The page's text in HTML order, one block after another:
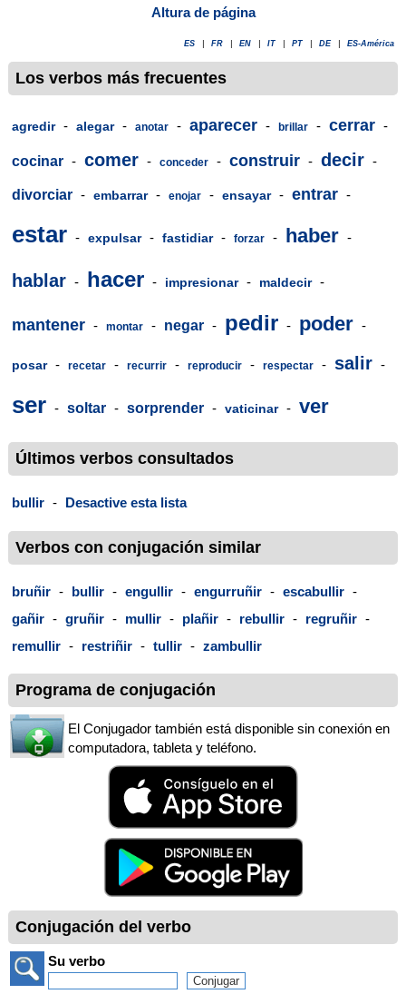
Altura de página
ES FR EN IT PT DE ES-América
Los verbos más frecuentes
agredir - alegar - anotar - aparecer - brillar - cerrar -
cocinar - comer - conceder - construir - decir -
divorciar - embarrar - enojar - ensayar - entrar -
estar - expulsar - fastidiar - forzar - haber -
hablar - hacer - impresionar - maldecir -
mantener - montar - negar - pedir - poder -
posar - recetar - recurrir - reproducir - respectar - salir -
ser - soltar - sorprender - vaticinar - ver
Últimos verbos consultados
bullir - Desactive esta lista
Verbos con conjugación similar
bruñir - bullir - engullir - engurruñir - escabullir -
gañir - gruñir - mullir - plañir - rebullir - regruñir -
remullir - restriñir - tullir - zambullir
Programa de conjugación
El Conjugador también está disponible sin conexión en
computadora, tableta y teléfono.
Conjugación del verbo
Su verbo